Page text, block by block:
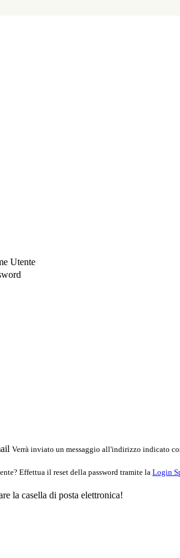
Utente
Verrà inviato un messaggio all'indirizzo indicato
Effettua il reset della password tramite la Login
la casella di posta elettronica!